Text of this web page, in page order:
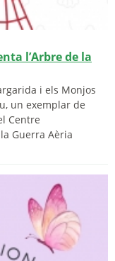
l’Arbre de la
i els Monjos
un exemplar de
Centre
Guerra Aèria